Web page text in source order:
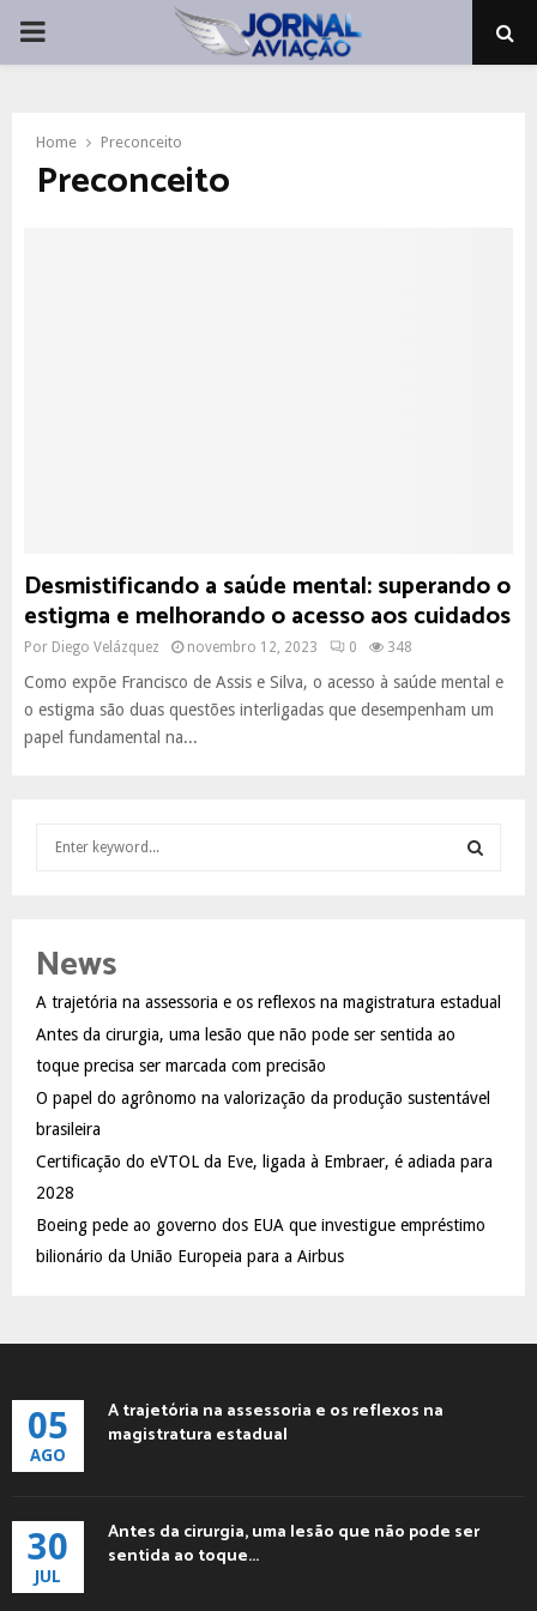
PRIMARY
Home Preconceito
Preconceito
Desmistificando a saúde mental: superando o
estigma e melhorando o acesso aos cuidados
Por Diego Velázquez novembro 12, 2023 0 348
Como expõe Francisco de Assis e Silva, o acesso à saúde mental e
o estigma são duas questões interligadas que desempenham um
papel fundamental na...
h
o
r
:
A
C
News
A trajetória na assessoria e os reflexos na magistratura estadual
Antes da cirurgia, uma lesão que não pode ser sentida ao
toque precisa ser marcada com precisão
O papel do agrônomo na valorização da produção sustentável
brasileira
Certificação do eVTOL da Eve, ligada à Embraer, é adiada para
2028
Boeing pede ao governo dos EUA que investigue empréstimo
bilionário da União Europeia para a Airbus
05
AGO
A trajetória na assessoria e os reflexos na
magistratura estadual
30
JUL
Antes da cirurgia, uma lesão que não pode ser
sentida ao toque...